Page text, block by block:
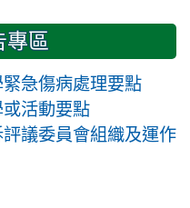
專區
急傷病處理要點
活動要點
議委員會組織及運作